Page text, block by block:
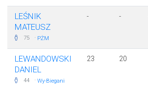
LEŚNIK
MATEUSZ
75 · PŻM
- -
LEWANDOWSKI
DANIEL
44 · Wy-Biegani
23 20